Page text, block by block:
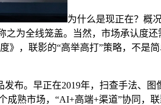
为什么是现正在？概
为全线笼盖。当然，市场承认度
，联影的“高举高打”策略，不是
。早正在2019年，扫查手法、图
熟市场，“AI+高端+渠道”协同，